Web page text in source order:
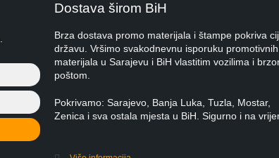
Dostava širom BiH
Brza dostava promo materijala i štampe pokriva
državu. Vršimo svakodnevnu isporuku promotivnih
materijala u Sarajevu i BiH vlastitim vozilima i
poštom.
Pokrivamo: Sarajevo, Banja Luka, Tuzla, Mostar,
Zenica i sva ostala mjesta u BiH. Sigurno i na